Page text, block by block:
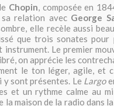
Chopin, composée en
relation avec George
elle recèle aussi
que trois sonates
instrument. Le premier
on apprécie les
le ton léger, agile, et
sont présentes. Le Largo
et un rythme calme au
maison de la radio dans